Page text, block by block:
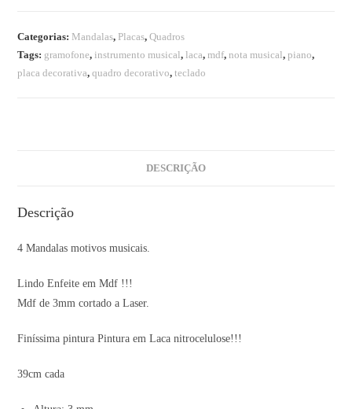
Categorias: Mandalas, Placas,Quadros
Tags: gramofone, instrumento musical,laca,mdf,nota musical,piano,
placa decorativa,quadro decorativo,teclado
DESCRIÇÃO
Descrição
4 Mandalas motivos musicais.
Lindo Enfeite em Mdf !!!
Mdf de 3mm cortado a Laser.
Finíssima pintura Pintura em Laca nitrocelulose!!!
39cm cada